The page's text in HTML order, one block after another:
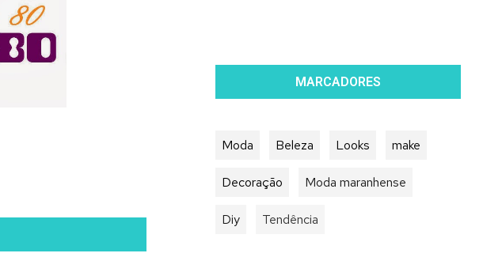
MARCADORES
Moda Beleza Looks make
Decoração Moda maranhense
Diy Tendência